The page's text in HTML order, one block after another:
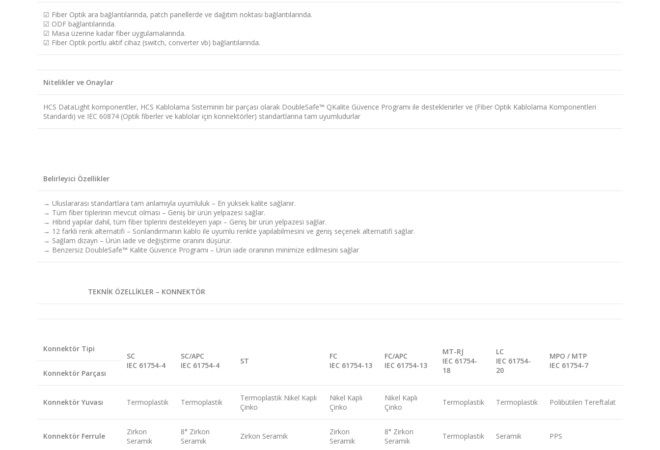
☑ Fiber Optik ara bağlantılarında, patch panellerde ve dağıtım noktası bağlantılarında.
☑ ODF bağlantılarında.
☑ Masa üzerine kadar fiber uygulamalarında.
☑ Fiber Optik portlu aktif cihaz (switch, converter vb) bağlantılarında.
Nitelikler ve Onaylar
HCS DataLight komponentler, HCS Kablolama Sisteminin bir parçası olarak DoubleSafe™ QKalite Güvence Programı ile desteklenirler ve (Fiber Optik Kablolama Komponentleri
Standardı) ve IEC 60874 (Optik fiberler ve kablolar için konnektörler) standartlarına tam uyumludurlar
Belirleyici Özellikler
→ Uluslararası standartlara tam anlamıyla uyumluluk – En yüksek kalite sağlanır.
→ Tüm fiber tiplerinin mevcut olması – Geniş bir ürün yelpazesi sağlar.
→ Hibrid yapılar dahil, tüm fiber tiplerini destekleyen yapı – Geniş bir ürün yelpazesi sağlar.
→ 12 farklı renk alternatifi – Sonlandırmanın kablo ile uyumlu renkte yapılabilmesini ve geniş seçenek alternatifi sağlar.
→ Sağlam dizayn – Ürün iade ve değiştirme oranını düşürür.
→ Benzersiz DoubleSafe™ Kalite Güvence Programı – Ürün iade oranının minimize edilmesini sağlar
TEKNİK ÖZELLİKLER – KONNEKTÖR
Konnektör Tipi
SC
IEC 61754-4
SC/APC
IEC 61754-4
ST
FC
IEC 61754-13
FC/APC
IEC 61754-13
MT-RJ
IEC 61754-
18
LC
IEC 61754-
20
MPO / MTP
IEC 61754-7
Konnektör Parçası
Konnektör Yuvası Termoplastik Termoplastik
Termoplastik Nikel Kaplı
Çinko
Nikel Kaplı
Çinko
Nikel Kaplı
Çinko
Termoplastik Termoplastik Polibütilen Tereftalat
Konnektör Ferrule
Zirkon
Seramik
8° Zirkon
Seramik
Zirkon Seramik
Zirkon
Seramik
8° Zirkon
Seramik
Termoplastik Seramik PPS